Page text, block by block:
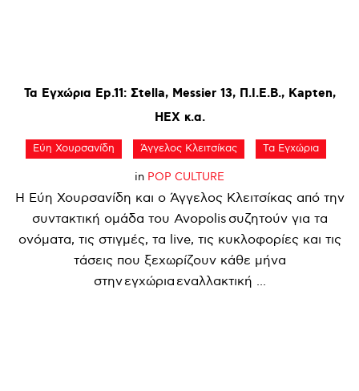
Τα Εγχώρια Ep.11: Σtella, Messier 13, Π.Ι.Ε.Β., Kapten,
HEX κ.α.
Εύη Χουρσανίδη Άγγελος Κλειτσίκας Τα Εγχώρια
in POP CULTURE
Η Εύη Χουρσανίδη και ο Άγγελος Κλειτσίκας από την
συντακτική ομάδα του Avopolis συζητούν για τα
ονόματα, τις στιγμές, τα live, τις κυκλοφορίες και τις
τάσεις που ξεχωρίζουν κάθε μήνα
στην εγχώρια εναλλακτική ...